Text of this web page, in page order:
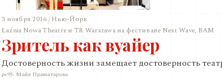
3 ноября 2016 / Нью-Йорк
Łaźnia Nowa Theatre и TR Warszawa на фестивале Next Wave, BAM
Зритель как вуайер
Достоверность жизни замещает достоверность
ps95. Майя Праматарова